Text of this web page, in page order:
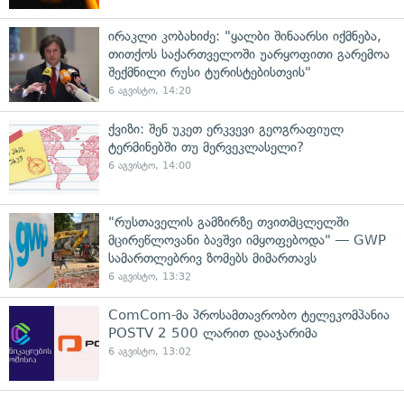
ირაკლი კობახიძე: "ყალბი შინაარსი იქმნება,
თითქოს საქართველოში უარყოფითი გარემოა
შექმნილი რუსი ტურისტებისთვის"
6 აგვისტო, 14:20
ქვიზი: შენ უკეთ ერკვევი გეოგრაფიულ
ტერმინებში თუ მერვეკლასელი?
6 აგვისტო, 14:00
"რუსთაველის გამზირზე თვითმცლელში
მცირეწლოვანი ბავშვი იმყოფებოდა" — GWP
სამართლებრივ ზომებს მიმართავს
6 აგვისტო, 13:32
ComCom-მა პროსამთავრობო ტელეკომპანია
POSTV 2 500 ლარით დააჯარიმა
6 აგვისტო, 13:02